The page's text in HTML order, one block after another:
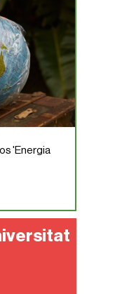
'Energia